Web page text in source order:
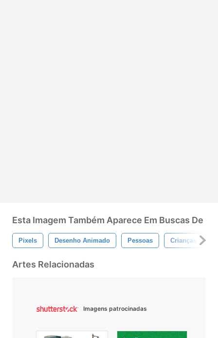
Esta Imagem Também Aparece Em Buscas De
Pixels Desenho Animado Pessoas Crianças
Artes Relacionadas
Imagens patrocinadas